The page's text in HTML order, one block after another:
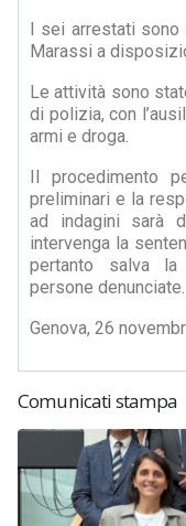
I sei arrestati sono
Marassi a
Le attività sono
di polizia, con
armi e droga.
Il procedimento
preliminari e la
ad indagini sarà
intervenga la
pertanto salva la
persone denunciate.
Genova, 26
Comunicati stampa